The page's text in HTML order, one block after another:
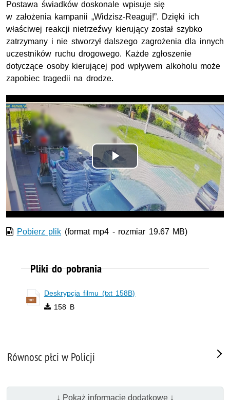
Postawa świadków doskonale wpisuje się
w założenia kampanii „Widzisz-Reaguj!”. Dzięki ich
właściwej reakcji nietrzeźwy kierujący został szybko
zatrzymany i nie stworzył dalszego zagrożenia dla innych
uczestników ruchu drogowego. Każde zgłoszenie
dotyczące osoby kierującej pod wpływem alkoholu może
zapobiec tragedii na drodze.
Odtwórz
wideo
Pobierz plik (format mp4 - rozmiar 19.67 MB)
Pliki do pobrania
Deskrypcja filmu (txt 158B)
158 B
Równosc płci w Policji
↓ Pokaż informacje dodatkowe ↓